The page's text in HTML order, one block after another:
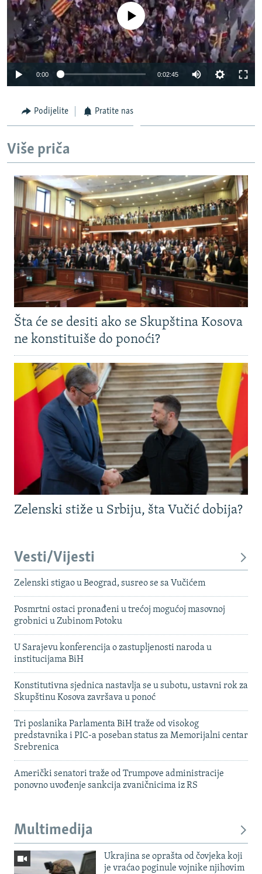
No media source currently available
0:00 0:02:45
Podijelite Pratite nas
Više priča
Šta će se desiti ako se Skupština Kosova
ne konstituiše do ponoći?
Zelenski stiže u Srbiju, šta Vučić dobija?
Vesti/Vijesti
Zelenski stigao u Beograd, susreo se sa Vučićem
Posmrtni ostaci pronađeni u trećoj mogućoj masovnoj
grobnici u Zubinom Potoku
U Sarajevu konferencija o zastupljenosti naroda u
institucijama BiH
Konstitutivna sjednica nastavlja se u subotu, ustavni rok za
Skupštinu Kosova završava u ponoć
Tri poslanika Parlamenta BiH traže od visokog
predstavnika i PIC-a poseban status za Memorijalni centar
Srebrenica
Američki senatori traže od Trumpove administracije
ponovno uvođenje sankcija zvaničnicima iz RS
Multimedija
Ukrajina se oprašta od čovjeka koji
je vraćao poginule vojnike njihovim